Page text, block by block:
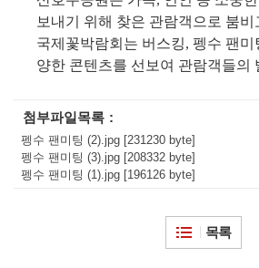
보내기 위해 찾은 관람객으로 붐비
국제꽃박람회는 버스킹, 펭수 팬미
양한 콘텐츠를 선보여 관람객들의
첨부파일목록
펭수 팬미팅 (2).jpg [231230 byte]
펭수 팬미팅 (3).jpg [208332 byte]
펭수 팬미팅 (1).jpg [196126 byte]
목록